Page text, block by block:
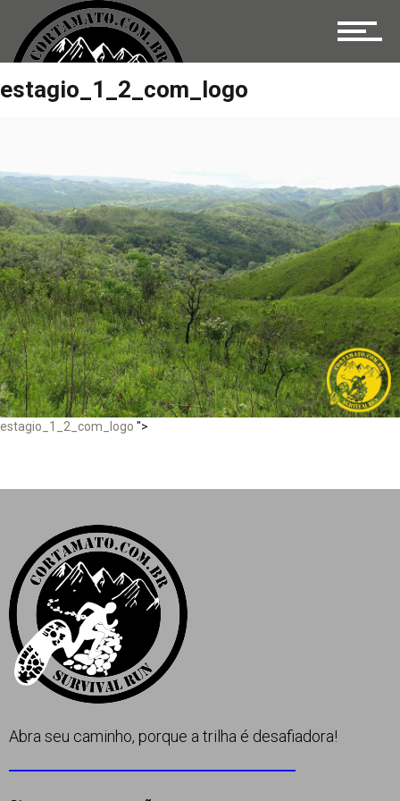
Equipamentos
Imagens
Apoio
estagio_1_2_com_logo
estagio_1_2_com_logo ">
Abra seu caminho, porque a trilha é desafiadora!